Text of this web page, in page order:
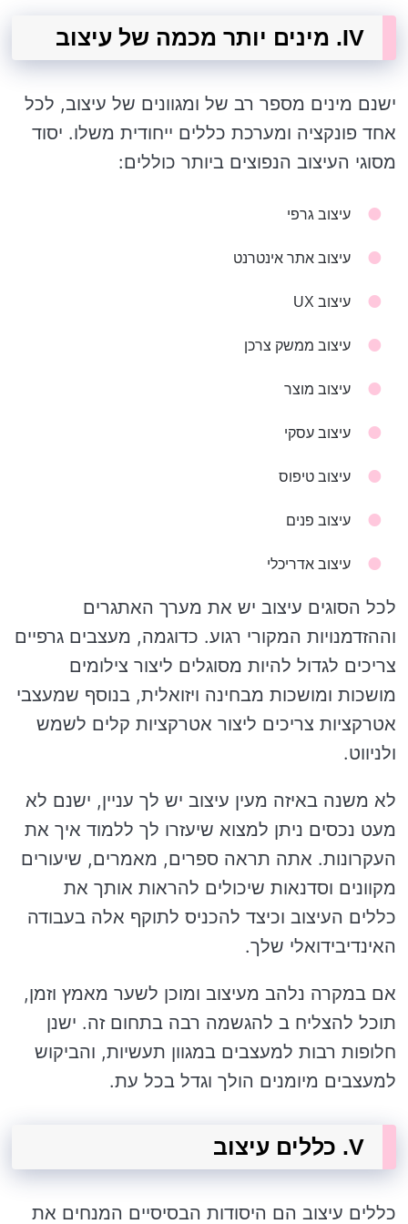
IV. מינים יותר מכמה של עיצוב
ישנם מינים מספר רב של ומגוונים של עיצוב, לכל
אחד פונקציה ומערכת כללים ייחודית משלו. יסוד
מסוגי העיצוב הנפוצים ביותר כוללים:
עיצוב גרפי
עיצוב אתר אינטרנט
עיצוב UX
עיצוב ממשק צרכן
עיצוב מוצר
עיצוב עסקי
עיצוב טיפוס
עיצוב פנים
עיצוב אדריכלי
לכל הסוגים עיצוב יש את מערך האתגרים
וההזדמנויות המקורי רגוע. כדוגמה, מעצבים גרפיים
צריכים לגדול להיות מסוגלים ליצור צילומים
מושכות ומושכות מבחינה ויזואלית, בנוסף שמעצבי
אטרקציות צריכים ליצור אטרקציות קלים לשמש
ולניווט.
לא משנה באיזה מעין עיצוב יש לך עניין, ישנם לא
מעט נכסים ניתן למצוא שיעזרו לך ללמוד איך את
העקרונות. אתה תראה ספרים, מאמרים, שיעורים
מקוונים וסדנאות שיכולים להראות אותך את
כללים העיצוב וכיצד להכניס לתוקף אלה בעבודה
האינדיבידואלי שלך.
אם במקרה נלהב מעיצוב ומוכן לשער מאמץ וזמן,
תוכל להצליח ב להגשמה רבה בתחום זה. ישנן
חלופות רבות למעצבים במגוון תעשיות, והביקוש
למעצבים מיומנים הולך וגדל בכל עת.
V. כללים עיצוב
כללים עיצוב הם היסודות הבסיסיים המנחים את